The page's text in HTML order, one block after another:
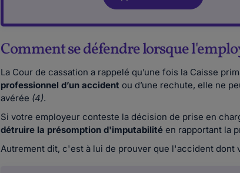
Comment se défendre lorsque
La Cour de cassation a rappelé qu’une fois la Caisse
professionnel d’un accident ou d’une rechute, elle ne
avérée (4).
Si votre employeur conteste la décision de prise en
détruire la présomption d'imputabilité en rapportant la
Autrement dit, c'est à lui de prouver que l'accident